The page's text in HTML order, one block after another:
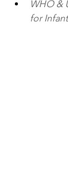
WHO &
for